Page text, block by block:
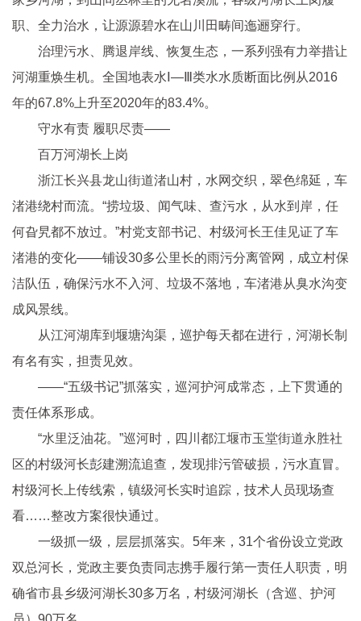
职、全力治水，让源源碧水在山川田畴间迤逦穿行。
治理污水、腾退岸线、恢复生态，一系列强有力举措让
河湖重焕生机。全国地表水Ⅰ—Ⅲ类水水质断面比例从2016
年的67.8%上升至2020年的83.4%。
守水有责 履职尽责——
百万河湖长上岗
浙江长兴县龙山街道渚山村，水网交织，翠色绵延，车
渚港绕村而流。“捞垃圾、闻气味、查污水，从水到岸，任
何旮旯都不放过。”村党支部书记、村级河长王佳见证了车
渚港的变化——铺设30多公里长的雨污分离管网，成立村保
洁队伍，确保污水不入河、垃圾不落地，车渚港从臭水沟变
成风景线。
从江河湖库到堰塘沟渠，巡护每天都在进行，河湖长制
有名有实，担责见效。
——“五级书记”抓落实，巡河护河成常态，上下贯通的
责任体系形成。
“水里泛油花。”巡河时，四川都江堰市玉堂街道永胜社
区的村级河长彭建溯流追查，发现排污管破损，污水直冒。
村级河长上传线索，镇级河长实时追踪，技术人员现场查
看……整改方案很快通过。
一级抓一级，层层抓落实。5年来，31个省份设立党政
双总河长，党政主要负责同志携手履行第一责任人职责，明
确省市县乡级河湖长30多万名，村级河湖长（含巡、护河